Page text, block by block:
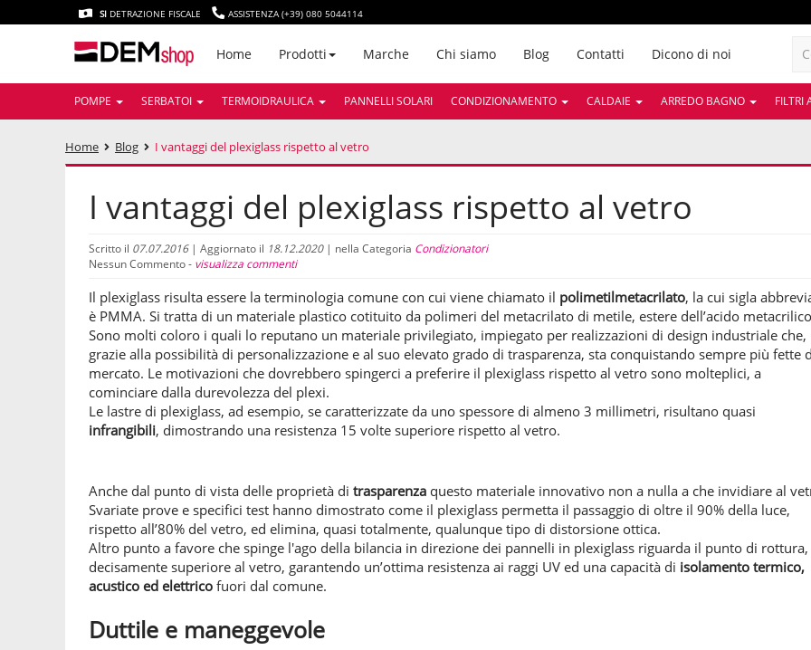
SI DETRAZIONE FISCALE ASSISTENZA (+39) 080 5044114
Home Prodotti Marche Chi siamo Blog Contatti Dicono di noi
POMPE SERBATOI TERMOIDRAULICA PANNELLI SOLARI CONDIZIONAMENTO CALDAIE ARREDO BAGNO FILTRI
Home Blog I vantaggi del plexiglass rispetto al vetro
I vantaggi del plexiglass rispetto al vetro
Scritto il 07.07.2016| Aggiornato il 18.12.2020| nella Categoria Condizionatori
Nessun Commento - visualizza commenti
Il plexiglass risulta essere la terminologia comune con cui viene chiamato il polimetilmetacrilato, la cui sigla
è PMMA. Si tratta di un materiale plastico cotituito da polimeri del metacrilato di metile, estere dell’acido
Sono molti coloro i quali lo reputano un materiale privilegiato, impiegato per realizzazioni di design industriale che,
grazie alla possibilità di personalizzazione e al suo elevato grado di trasparenza, sta conquistando sempre più fette
mercato. Le motivazioni che dovrebbero spingerci a preferire il plexiglass rispetto al vetro sono molteplici, a
cominciare dalla durevolezza del plexi.
Le lastre di plexiglass, ad esempio, se caratterizzate da uno spessore di almeno 3 millimetri, risultano quasi
infrangibili, dimostrando una resistenza 15 volte superiore rispetto al vetro.
Anche dal punto di vista delle proprietà di trasparenza questo materiale innovativo non a nulla a che invidiare al
Svariate prove e specifici test hanno dimostrato come il plexiglass permetta il passaggio di oltre il 90% della luce,
rispetto all’80% del vetro, ed elimina, quasi totalmente, qualunque tipo di distorsione ottica.
Altro punto a favore che spinge l'ago della bilancia in direzione dei pannelli in plexiglass riguarda il punto di rottura,
decisamente superiore al vetro, garantendo un’ottima resistenza ai raggi UV ed una capacità di isolamento termico,
acustico ed elettrico fuori dal comune.
Duttile e maneggevole